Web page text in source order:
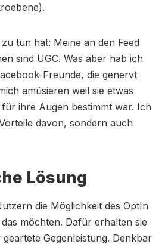
tun hat: Meine an den Feed
sind UGC. Was aber hab ich
Freunde, die genervt
amüsieren weil sie etwas
ihre Augen bestimmt war. Ich
davon, sondern auch
Lösung
die Möglichkeit des OptIn
möchten. Dafür erhalten sie
Gegenleistung. Denkbar